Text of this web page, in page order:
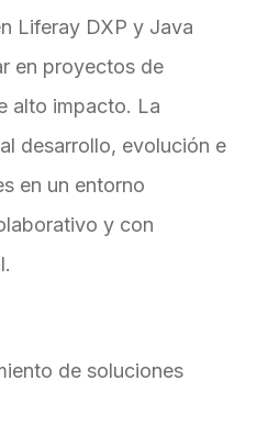
Liferay DXP y Java
en proyectos de
alto impacto. La
desarrollo, evolución e
en un entorno
y con
de soluciones